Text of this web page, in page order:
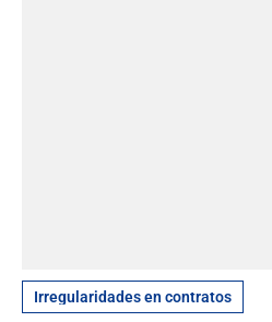
Irregularidades en contratos